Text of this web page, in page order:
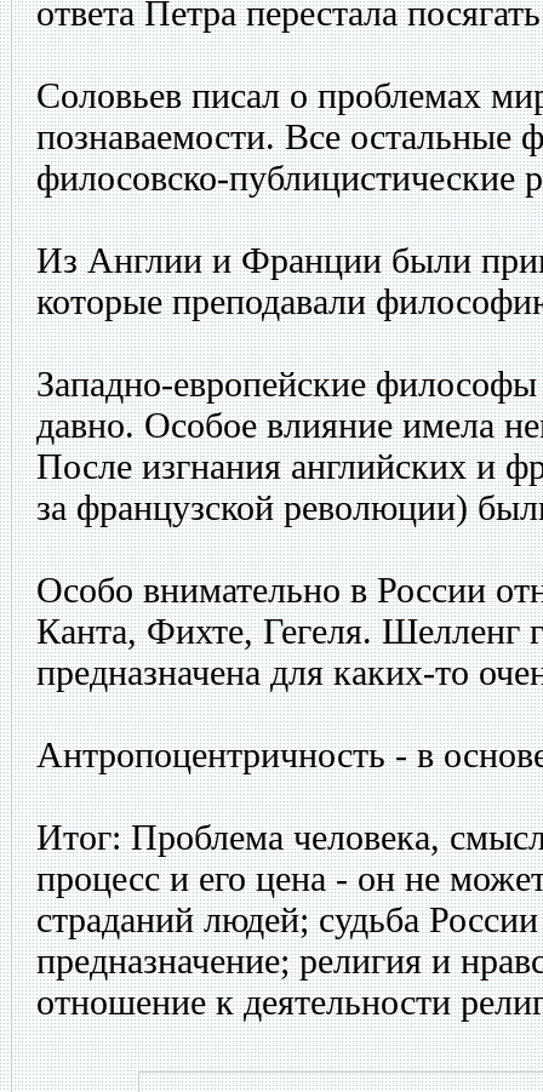
ответа Петра перестала
Соловьев писал о проблемах
познаваемости. Все остальные
филосовско-публицистические
Из Англии и Франции были
которые преподавали
Западно-европейские
давно. Особое влияние имела
После изгнания английских и
за французской революции)
Особо внимательно в России
Канта, Фихте, Гегеля. Шелленг
предназначена для каких-то
Антропоцентричность - в
Итог: Проблема человека,
процесс и его цена - он не
страданий людей; судьба
предназначение; религия и
отношение к деятельности